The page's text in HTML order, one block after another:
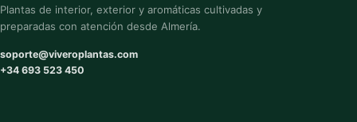
Plantas de interior, exterior y aromáticas cultivadas y
preparadas con atención desde Almería.
soporte@viveroplantas.com
+34 693 523 450